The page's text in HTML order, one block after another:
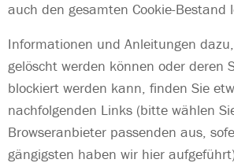
auch den gesamten Cookie-Bestand
Informationen und Anleitungen
gelöscht werden können oder deren
blockiert werden kann, finden Sie
nachfolgenden Links (bitte wählen
Browseranbieter passenden aus,
gängigsten haben wir hier